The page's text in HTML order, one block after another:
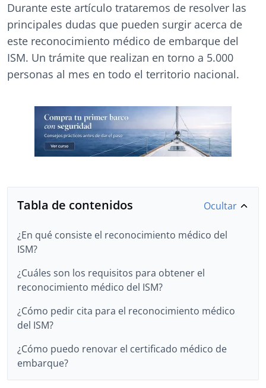
Durante este artículo trataremos de resolver las
principales dudas que pueden surgir acerca de
este reconocimiento médico de embarque del
ISM. Un trámite que realizan en torno a 5.000
personas al mes en todo el territorio nacional.
Tabla de contenidos Ocultar
¿En qué consiste el reconocimiento médico del
ISM?
¿Cuáles son los requisitos para obtener el
reconocimiento médico del ISM?
¿Cómo pedir cita para el reconocimiento médico
del ISM?
¿Cómo puedo renovar el certificado médico de
embarque?